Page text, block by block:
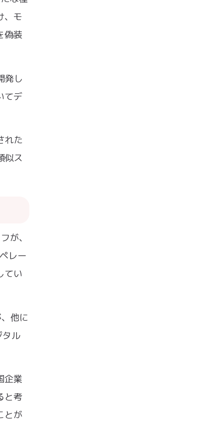
、モ
偽装
発し
てデ
れた
似ス
が、
レー
てい
他に
ル
企業
と考
とが